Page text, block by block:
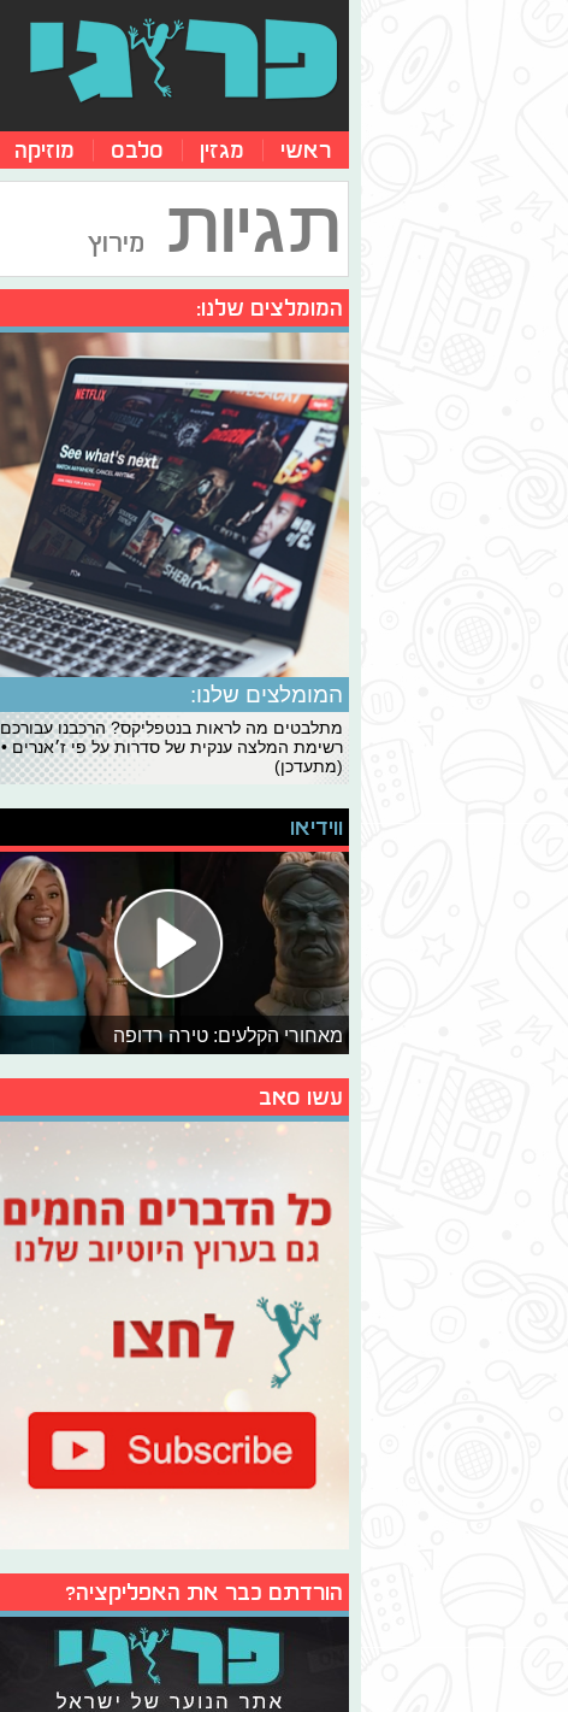
ראשי מגזין סלבס מוזיקה
תגיות מירוץ
המומלצים שלנו:
המומלצים שלנו:
מתלבטים מה לראות בנטפליקס? הרכבנו עבורכם
רשימת המלצה ענקית של סדרות על פי ז׳אנרים •
(מתעדכן)
ווידיאו
מאחורי הקלעים: טירה רדופה
עשו סאב
הורדתם כבר את האפליקציה?